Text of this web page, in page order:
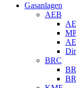
Gasanlagen
AEB
BRC